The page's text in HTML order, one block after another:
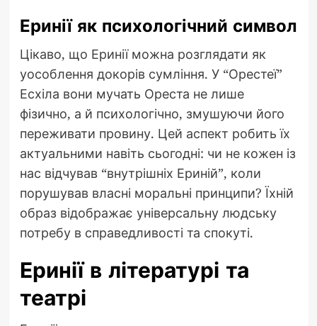
Еринії як психологічний символ
Цікаво, що Еринії можна розглядати як
уособлення докорів сумління. У “Орестеї”
Есхіла вони мучать Ореста не лише
фізично, а й психологічно, змушуючи його
переживати провину. Цей аспект робить їх
актуальними навіть сьогодні: чи не кожен із
нас відчував “внутрішніх Ериній”, коли
порушував власні моральні принципи? Їхній
образ відображає універсальну людську
потребу в справедливості та спокуті.
Еринії в літературі та
театрі